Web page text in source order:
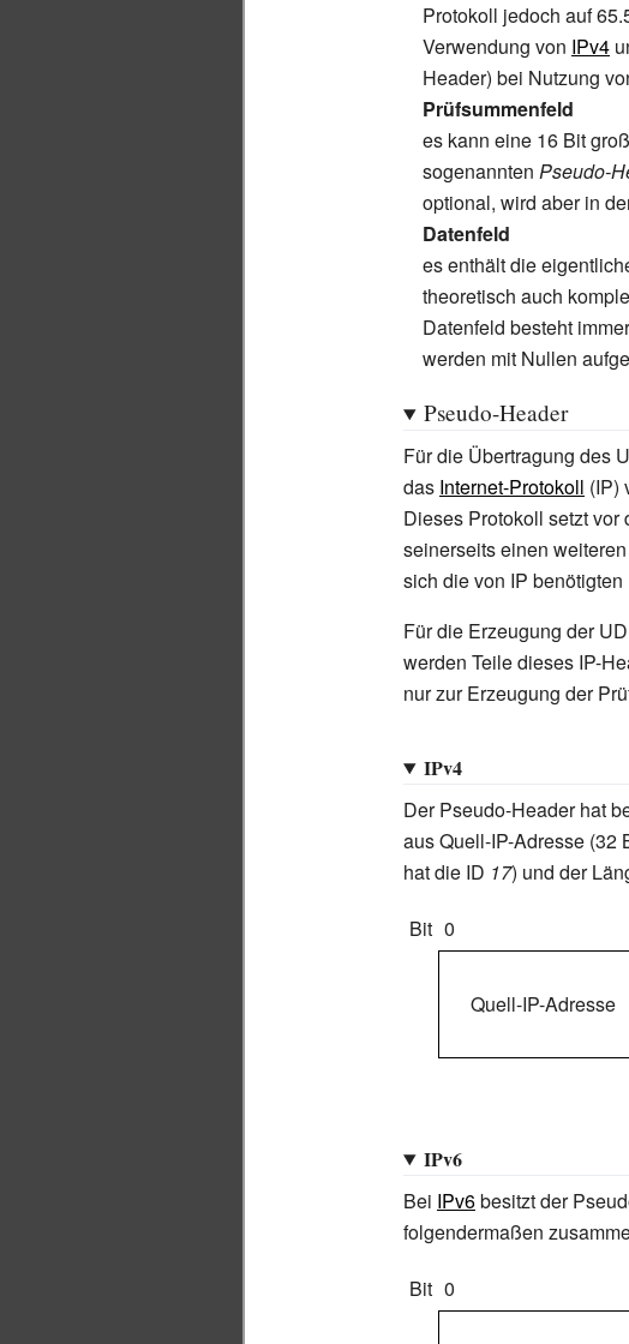
Protokoll jedoch auf
Verwendung von IPv4
Header) bei Nutzung
Prüfsummenfeld
es kann eine 16 Bit
sogenannten Pseudo-
optional, wird aber in
Datenfeld
es enthält die
theoretisch auch
Datenfeld besteht
werden mit Nullen
Pseudo-Header
Für die Übertragung des
das Internet-Protokoll (IP)
Dieses Protokoll setzt vor
seinerseits einen
sich die von IP
Für die Erzeugung der
werden Teile dieses IP-
nur zur Erzeugung der
IPv4
Der Pseudo-Header hat
aus Quell-IP-Adresse (32
hat die ID 17) und der
Bit 0
Quell-IP-Adresse
IPv6
Bei IPv6besitzt der
folgendermaßen
Bit 0